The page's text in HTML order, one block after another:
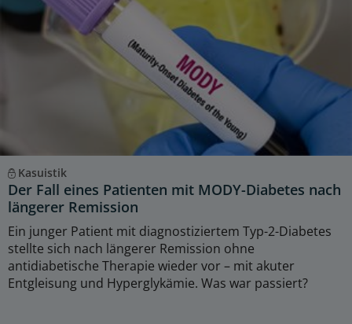
Kasuistik
Der Fall eines Patienten mit MODY-Diabetes nach
längerer Remission
Ein junger Patient mit diagnostiziertem Typ-2-Diabetes
stellte sich nach längerer Remission ohne
antidiabetische Therapie wieder vor – mit akuter
Entgleisung und Hyperglykämie. Was war passiert?